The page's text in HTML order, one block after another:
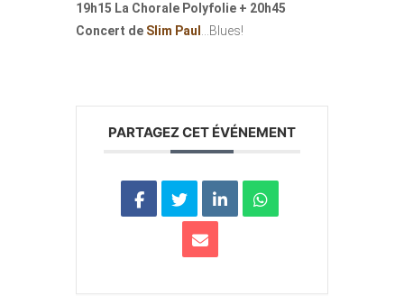
19h15 La Chorale Polyfolie + 20h45
Concert de Slim Paul …Blues!
PARTAGEZ CET ÉVÉNEMENT